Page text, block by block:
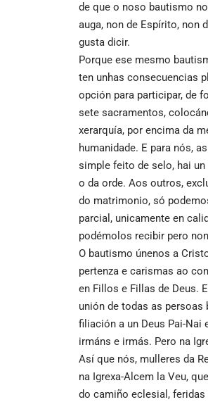
de que o noso bautismo
auga, non de Espírito, non
gusta dicir.
Porque ese mesmo
ten unhas consecuencias
opción para participar, de
sete sacramentos,
xerarquía, por encima da
humanidade. E para nós,
simple feito de selo, hai
o da orde. Aos outros,
do matrimonio, só
parcial, unicamente en
podémolos recibir pero
O bautismo únenos a
pertenza e carismas ao
en Fillos e Fillas de Deus.
unión de todas as persoas
filiación a un Deus Pai-Nai
irmáns e irmás. Pero na
Así que nós, mulleres da
na Igrexa-Alcem la Veu,
do camiño eclesial,